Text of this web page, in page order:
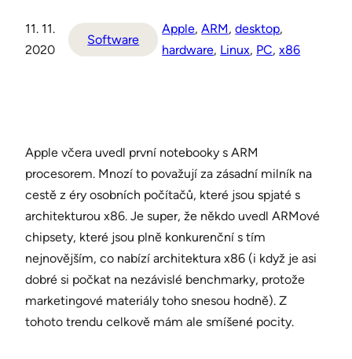
11. 11.
2020
Software
Apple, ARM, desktop,
hardware, Linux, PC, x86
Apple včera uvedl první notebooky s ARM
procesorem. Mnozí to považují za zásadní milník na
cestě z éry osobních počítačů, které jsou spjaté s
architekturou x86. Je super, že někdo uvedl ARMové
chipsety, které jsou plně konkurenční s tím
nejnovějším, co nabízí architektura x86 (i když je asi
dobré si počkat na nezávislé benchmarky, protože
marketingové materiály toho snesou hodně). Z
tohoto trendu celkově mám ale smíšené pocity.